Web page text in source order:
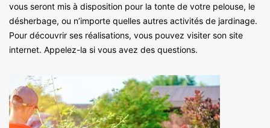
vous seront mis à disposition pour la tonte de votre pelouse, le
désherbage, ou n’importe quelles autres activités de jardinage.
Pour découvrir ses réalisations, vous pouvez visiter son site
internet. Appelez-la si vous avez des questions.